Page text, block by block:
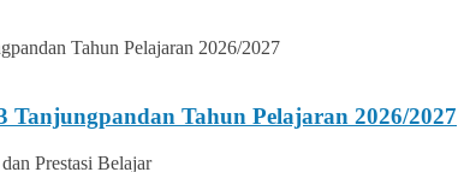
Tanjungpandan Tahun Pelajaran 2026/2027